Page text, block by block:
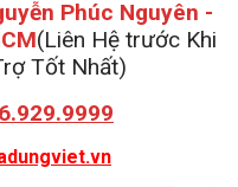
Phúc Nguyên -
(Liên Hệ trước Khi
Tốt Nhất)